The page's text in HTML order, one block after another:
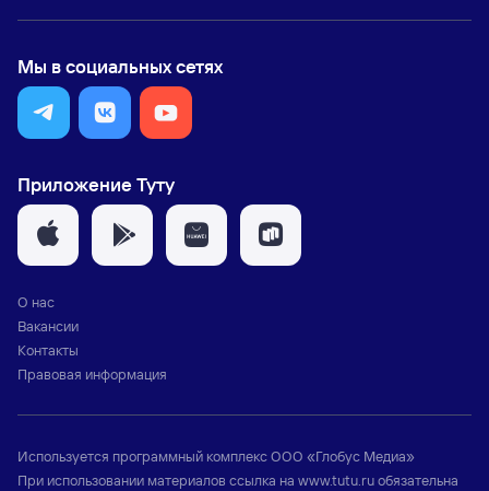
Мы в социальных сетях
Приложение Туту
О нас
Вакансии
Контакты
Правовая информация
Используется программный комплексООО «Глобус Медиа»
При использовании материалов ссылка на www.tutu.ruобязательна